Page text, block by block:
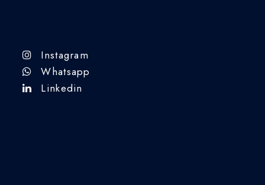
Instagram
Whatsapp
Linkedin